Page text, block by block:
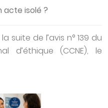
acte isolé ?
suite de l’avis n° 139 du
d’éthique (CCNE), le